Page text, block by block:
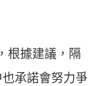
根據建議，隔
承諾會努力爭